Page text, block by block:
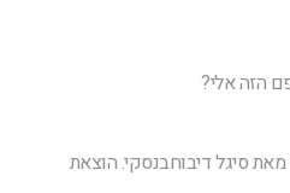
הזה אלי?
סיגל דיבוחבנסקי. הוצאת